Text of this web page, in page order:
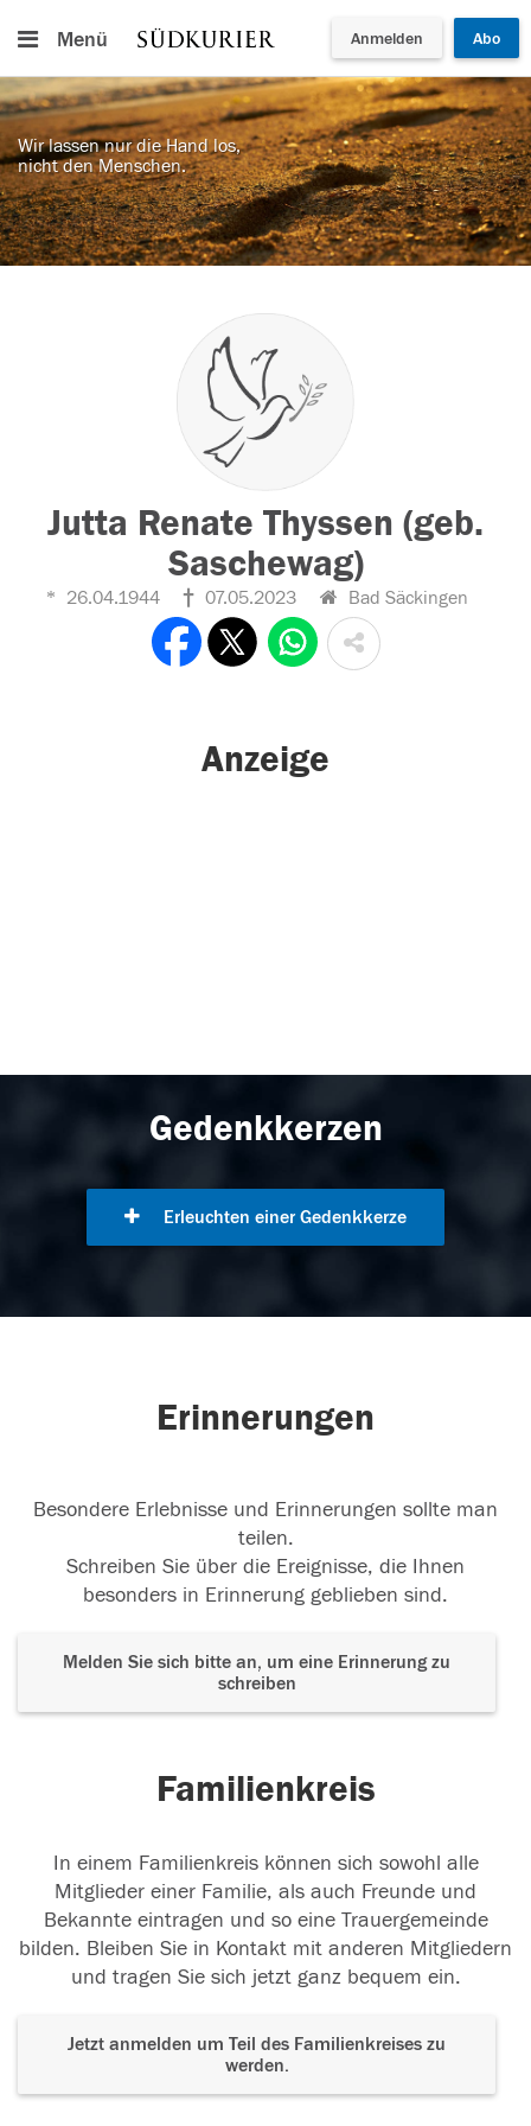
Menü Anmelden Abo
Wir lassen nur die Hand los,
nicht den Menschen.
Jutta Renate Thyssen (geb.
Saschewag)
26.04.1944 07.05.2023 Bad Säckingen
Anzeige
Gedenkkerzen
Erleuchten einer Gedenkkerze
Erinnerungen
Besondere Erlebnisse und Erinnerungen sollte man
teilen.
Schreiben Sie über die Ereignisse, die Ihnen
besonders in Erinnerung geblieben sind.
Melden Sie sich bitte an, um eine Erinnerung zu
schreiben
Familienkreis
In einem Familienkreis können sich sowohl alle
Mitglieder einer Familie, als auch Freunde und
Bekannte eintragen und so eine Trauergemeinde
bilden. Bleiben Sie in Kontakt mit anderen Mitgliedern
und tragen Sie sich jetzt ganz bequem ein.
Jetzt anmelden um Teil des Familienkreises zu
werden.